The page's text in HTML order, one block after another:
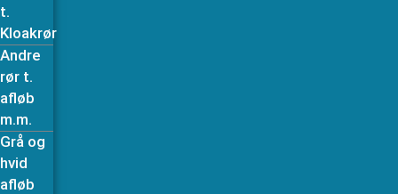
t.
Kloakrør
Andre
rør t.
afløb
m.m.
Grå og
hvid
afløb